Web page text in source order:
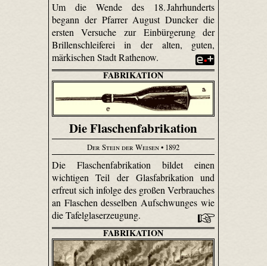
Um die Wende des 18. Jahrhunderts
begann der Pfarrer August Duncker die
ersten Versuche zur Einbürgerung der
Brillenschleiferei in der alten, guten,
märkischen Stadt Rathenow.
FABRIKATION
Die Flaschenfabrikation
Der Stein der Weisen• 1892
Die Flaschenfabrikation bildet einen
wichtigen Teil der Glasfabrikation und
erfreut sich infolge des großen Verbrauches
an Flaschen desselben Aufschwunges wie
die Tafelglaserzeugung.
FABRIKATION